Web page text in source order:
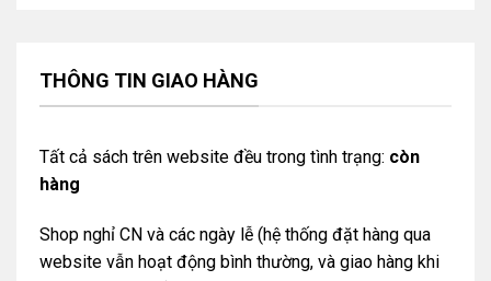
THÔNG TIN GIAO HÀNG
Tất cả sách trên website đều trong tình trạng: còn
hàng
Shop nghỉ CN và các ngày lễ (hệ thống đặt hàng qua
website vẫn hoạt động bình thường, và giao hàng khi